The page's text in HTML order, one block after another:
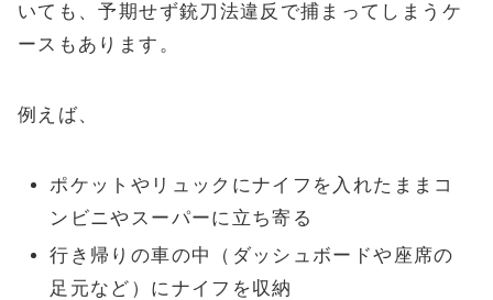
いても、予期せず銃刀法違反で捕まってしまうケ
ースもあります。
例えば、
ポケットやリュックにナイフを入れたままコ
ンビニやスーパーに立ち寄る
行き帰りの車の中（ダッシュボードや座席の
足元など）にナイフを収納